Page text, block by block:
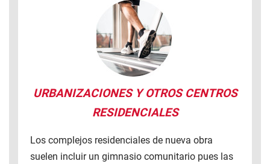
URBANIZACIONES Y OTROS CENTROS
RESIDENCIALES
Los complejos residenciales de nueva obra
suelen incluir un gimnasio comunitario pues las